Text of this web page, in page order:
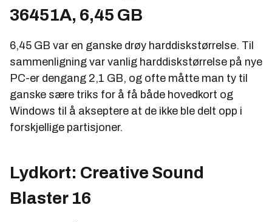
36451A, 6,45 GB
6,45 GB var en ganske drøy harddiskstørrelse. Til
sammenligning var vanlig harddiskstørrelse på nye
PC-er dengang 2,1 GB, og ofte måtte man ty til
ganske sære triks for å få både hovedkort og
Windows til å akseptere at de ikke ble delt opp i
forskjellige partisjoner.
Lydkort: Creative Sound
Blaster 16